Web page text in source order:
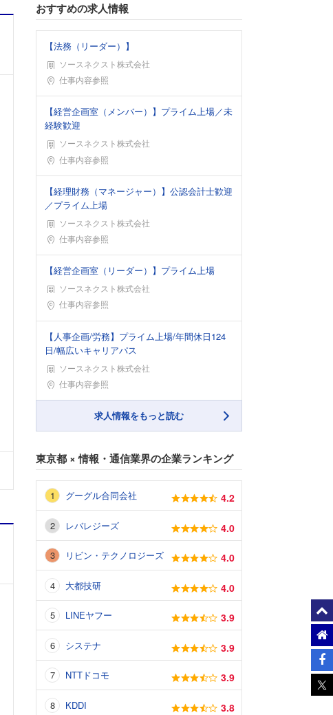
おすすめの求人情報
【法務（リーダー）】
ソースネクスト株式会社
勤務地仕事内容参照
【経営企画室（メンバー）】プライム上場／未
経験歓迎
ソースネクスト株式会社
勤務地仕事内容参照
【経理財務（マネージャー）】公認会計士歓迎
／プライム上場
ソースネクスト株式会社
勤務地仕事内容参照
【経営企画室（リーダー）】プライム上場
ソースネクスト株式会社
勤務地仕事内容参照
【人事企画/労務】プライム上場/年間休日124
日/幅広いキャリアパス
ソースネクスト株式会社
勤務地仕事内容参照
求人情報をもっと読む
東京都 ×情報・通信業界の企業ランキング
グーグル合同会社 4.2
レバレジーズ 4.0
リビン・テクノロジーズ 4.0
大都技研 4.0
LINEヤフー 3.9
システナ 3.9
NTTドコモ 3.9
KDDI 3.8